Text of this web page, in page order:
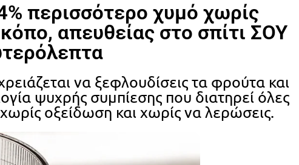
περισσότερο χυμό χωρίς
απευθείας στο σπίτι ΣΟΥ
να ξεφλουδίσεις τα φρούτα και
ψυχρής συμπίεσης που διατηρεί όλες
οξείδωση και χωρίς να λερώσεις.